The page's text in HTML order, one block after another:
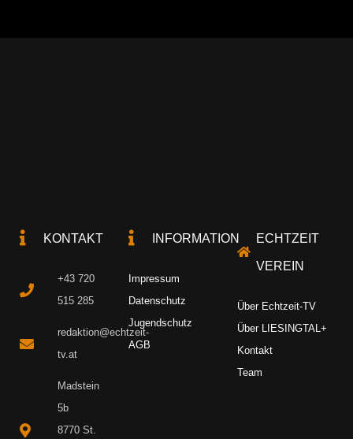
KONTAKT
+43 720
515 285
redaktion@echtzeit-
tv.at
Madstein
5b
8770 St.
INFORMATION
Impressum
Datenschutz
Jugendschutz
AGB
ECHTZEIT
VEREIN
Über Echtzeit-TV
Über LIESINGTAL+
Kontakt
Team